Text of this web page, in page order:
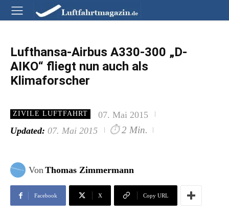
Lufthansa-Airbus A330-300 „D-
AIKO“ fliegt nun auch als
Klimaforscher
ZIVILE LUFTFAHRT
07. Mai 2015
Updated: 07. Mai 2015 ⏱ 2 Min.
VonThomas Zimmermann
Facebook X Copy URL